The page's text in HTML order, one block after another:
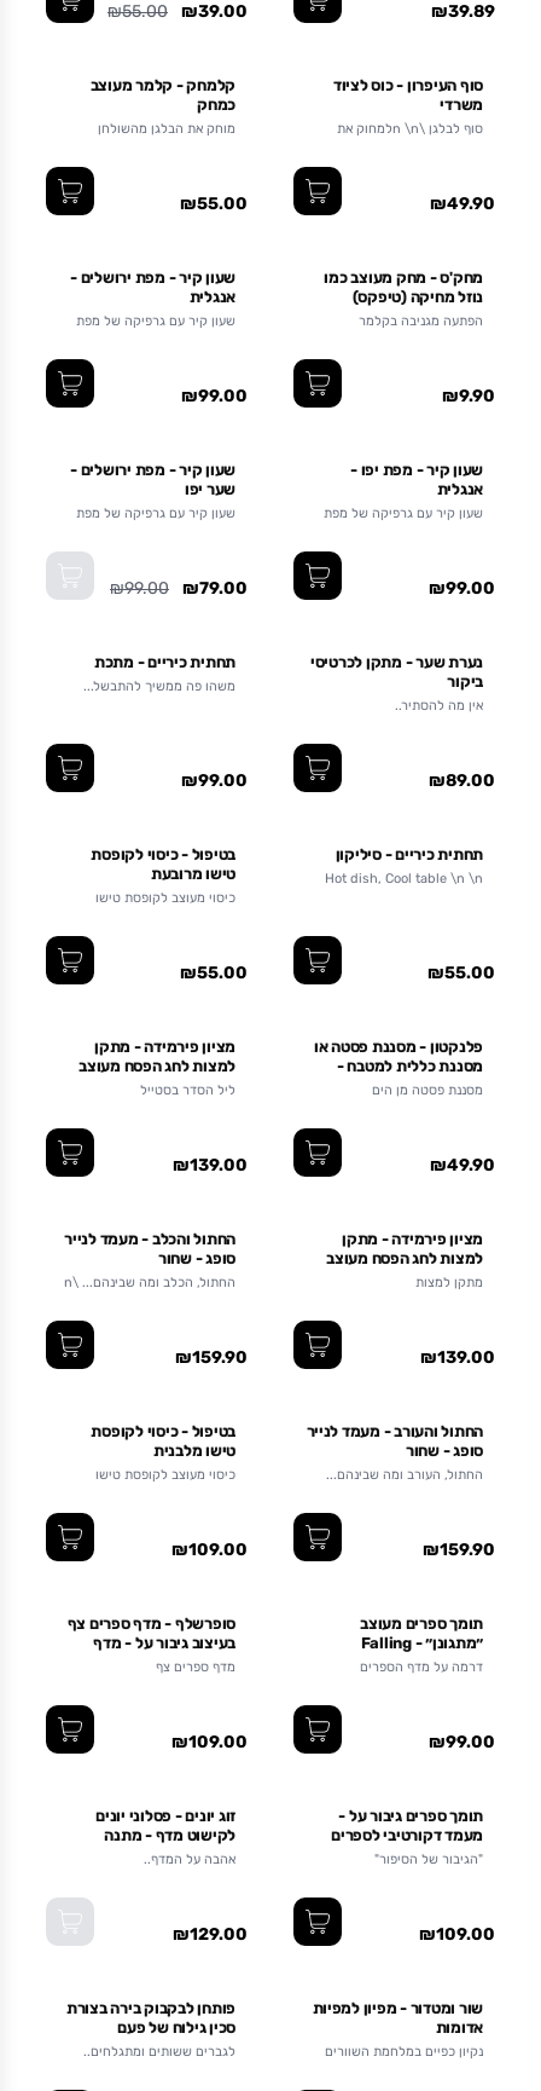
₪39.89
₪39.00
₪55.00
סוף העיפרון - כוס לציוד
משרדי
סוף לבלגן \n \nלמחוק את
₪49.90
קלמחק - קלמר מעוצב
כמחק
מוחק את הבלגן מהשולחן
₪55.00
מחק'ס - מחק מעוצב כמו
נוזל מחיקה (טיפקס)
הפתעה מגניבה בקלמר
₪9.90
שעון קיר - מפת ירושלים -
אנגלית
שעון קיר עם גרפיקה של מפת
₪99.00
שעון קיר - מפת יפו -
אנגלית
שעון קיר עם גרפיקה של מפת
₪99.00
שעון קיר - מפת ירושלים -
שער יפו
שעון קיר עם גרפיקה של מפת
₪79.00
₪99.00
נערת שער - מתקן לכרטיסי
ביקור
אין מה להסתיר..
₪89.00
תחתית כיריים - מתכת
משהו פה ממשיך להתבשל...
₪99.00
תחתית כיריים - סיליקון
Hot dish, Cool table \n \n
₪55.00
בטיפול - כיסוי לקופסת
טישו מרובעת
כיסוי מעוצב לקופסת טישו
₪55.00
פלנקטון - מסננת פסטה או
מסננת כללית למטבח -
אדום
מסננת פסטה מן הים
₪49.90
מציון פירמידה - מתקן
למצות לחג הפסח מעוצב
כפירמידה מצרית - צבע:
ליל הסדר בסטייל
₪139.00
מציון פירמידה - מתקן
למצות לחג הפסח מעוצב
כפירמידה מצרית - צבע:
מתקן למצות
₪139.00
החתול והכלב - מעמד לנייר
סופג - שחור
החתול, הכלב ומה שבינהם... \n
₪159.90
החתול והעורב - מעמד לנייר
סופג - שחור
החתול, העורב ומה שבינהם...
₪159.90
בטיפול - כיסוי לקופסת
טישו מלבנית
כיסוי מעוצב לקופסת טישו
₪109.00
תומך ספרים מעוצב
״מתגונן״ - Falling
Bookend - לעיצוב וקישוט
דרמה על מדף הספרים
₪99.00
סופרשלף - מדף ספרים צף
בעיצוב גיבור על - מדף
דקורטיבי לחלל המגורים,
מדף ספרים צף
₪109.00
תומך ספרים גיבור על -
מעמד דקורטיבי לספרים
למדף, לספריה או לשולחן
"הגיבור של הסיפור"
₪109.00
זוג יונים - פסלוני יונים
לקישוט מדף - מתנה
מיוחדת ורומנטית לעיצוב
אהבה על המדף..
₪129.00
שור ומטדור - מפיון למפיות
אדומות
נקיון כפיים במלחמת השוורים
פותחן לבקבוק בירה בצורת
סכין גילוח של פעם
לגברים ששותים ומתגלחים..